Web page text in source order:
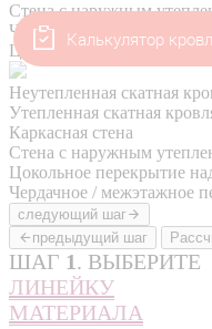
Калькулятор